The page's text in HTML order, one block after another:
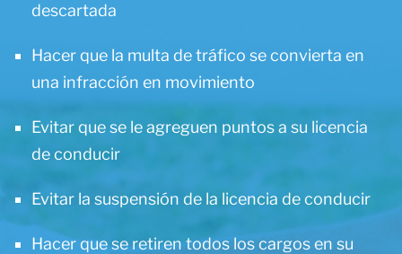
descartada
Hacer que la multa de tráfico se convierta en
una infracción en movimiento
Evitar que se le agreguen puntos a su licencia
de conducir
Evitar la suspensión de la licencia de conducir
Hacer que se retiren todos los cargos en su